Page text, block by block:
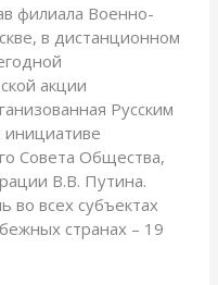
филиала Военно-
в дистанционном
акции
Русским
инициативе
Совета Общества,
В.В. Путина.
во всех субъектах
странах – 19